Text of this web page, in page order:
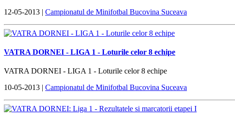
12-05-2013 | Campionatul de Minifotbal Bucovina Suceava
VATRA DORNEI - LIGA 1 - Loturile celor 8 echipe
VATRA DORNEI - LIGA 1 - Loturile celor 8 echipe
10-05-2013 | Campionatul de Minifotbal Bucovina Suceava